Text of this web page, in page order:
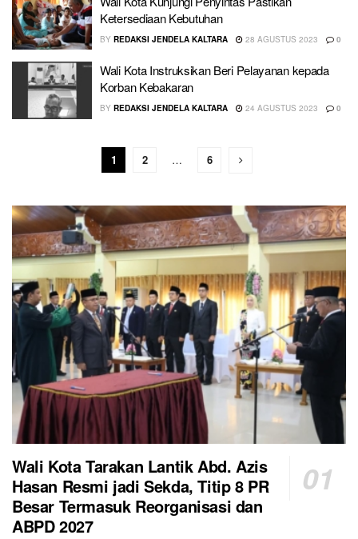
Ketersediaan Kebutuhan
BY REDAKSI JENDELA KALTARA 28 AGUSTUS 2023 0
Wali Kota Instruksikan Beri Pelayanan kepada
Korban Kebakaran
BY REDAKSI JENDELA KALTARA 24 AGUSTUS 2023 0
1 2 … 6
Wali Kota Tarakan Lantik Abd. Azis
Hasan Resmi jadi Sekda, Titip 8 PR
Besar Termasuk Reorganisasi dan
ABPD 2027